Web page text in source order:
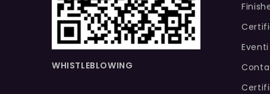
WHISTLEBLOWING
Eventi